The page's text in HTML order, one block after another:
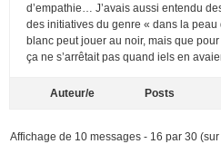
d’empathie… J’avais aussi entendu
des initiatives du genre « dans la peau
blanc peut jouer au noir, mais que
ça ne s’arrêtait pas quand iels en
Auteur/e Posts
Affichage de 10 messages - 16 par 30